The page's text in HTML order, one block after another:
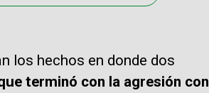
los hechos en donde dos
terminó con la agresión con